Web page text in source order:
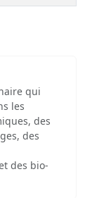
qui
les
des
des
des bio-